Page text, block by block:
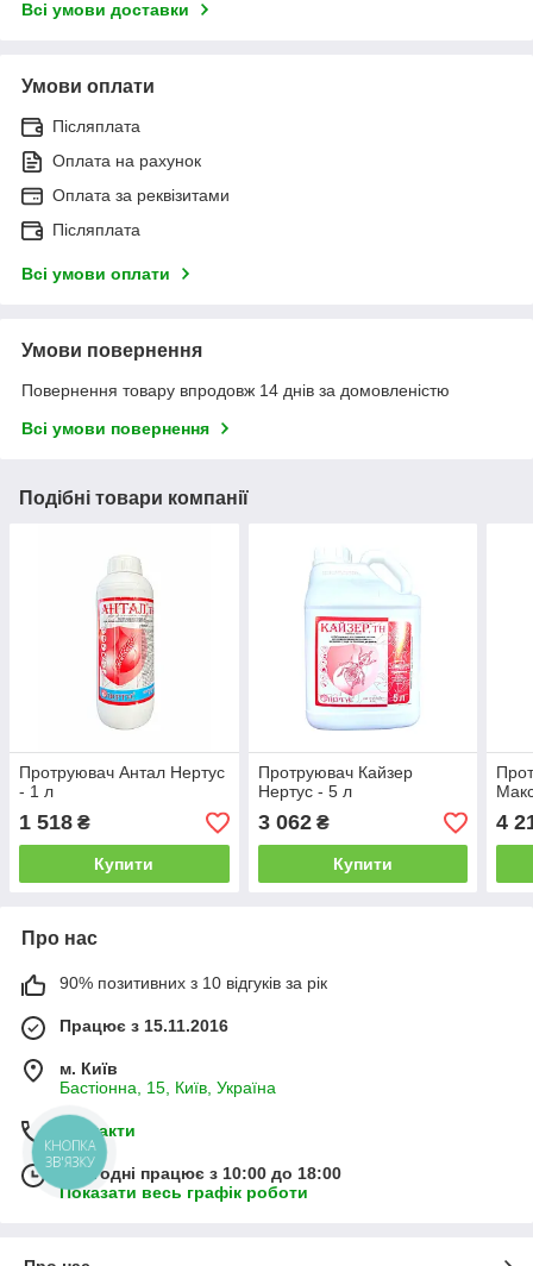
Всі умови доставки
Умови оплати
Післяплата
Оплата на рахунок
Оплата за реквізитами
Післяплата
Всі умови оплати
Умови повернення
Повернення товару впродовж 14 днів за домовленістю
Всі умови повернення
Подібні товари компанії
Протруювач Антал Нертус
- 1 л
1 518 ₴
Купити
Протруювач Кайзер
Нертус - 5 л
3 062₴
Купити
4
Про нас
90% позитивних з 10 відгуків за рік
Працює з 15.11.2016
м. Київ
Бастіонна, 15, Київ, Україна
Контакти
Сьогодні працює з 10:00 до 18:00
Показати весь графік роботи
КНОПКА
ЗВ'ЯЗКУ